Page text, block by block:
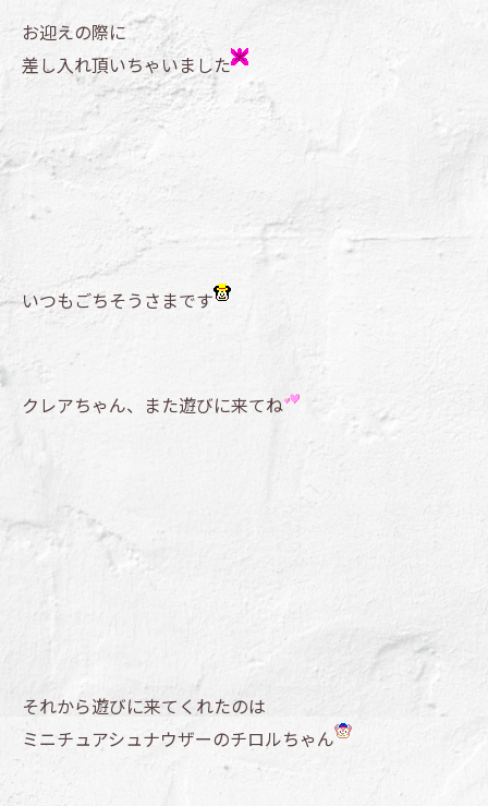
お迎えの際に
差し入れ頂いちゃいました
いつもごちそうさまです
クレアちゃん、また遊びに来てね
それから遊びに来てくれたのは
ミニチュアシュナウザーのチロルちゃん